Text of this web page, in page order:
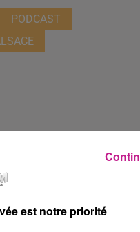
PODCAST
est notre priorité